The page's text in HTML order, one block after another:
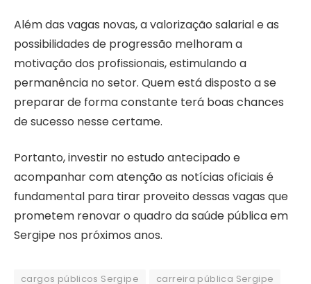
Além das vagas novas, a valorização salarial e as
possibilidades de progressão melhoram a
motivação dos profissionais, estimulando a
permanência no setor. Quem está disposto a se
preparar de forma constante terá boas chances
de sucesso nesse certame.
Portanto, investir no estudo antecipado e
acompanhar com atenção as notícias oficiais é
fundamental para tirar proveito dessas vagas que
prometem renovar o quadro da saúde pública em
Sergipe nos próximos anos.
cargos públicos Sergipe carreira pública Sergipe